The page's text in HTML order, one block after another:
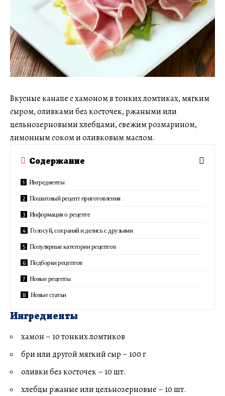
Вкусные канапе с хамоном в тонких ломтиках, мягким
сыром, оливками без косточек, ржаными или
цельнозерновыми хлебцами, свежим розмарином,
лимонным соком и оливковым маслом.
Содержание
Ингредиенты
Пошаговый рецепт приготовления
Информация о рецепте
Голосуй, сохраняй и делись с друзьями
Популярные категории рецептов
Подборки рецептов
Новые рецепты
Новые статьи
Ингредиенты
хамон – 10 тонких ломтиков
бри или другой мягкий сыр – 100 г
оливки без косточек – 10 шт.
хлебцы ржаные или цельнозерновые – 10 шт.